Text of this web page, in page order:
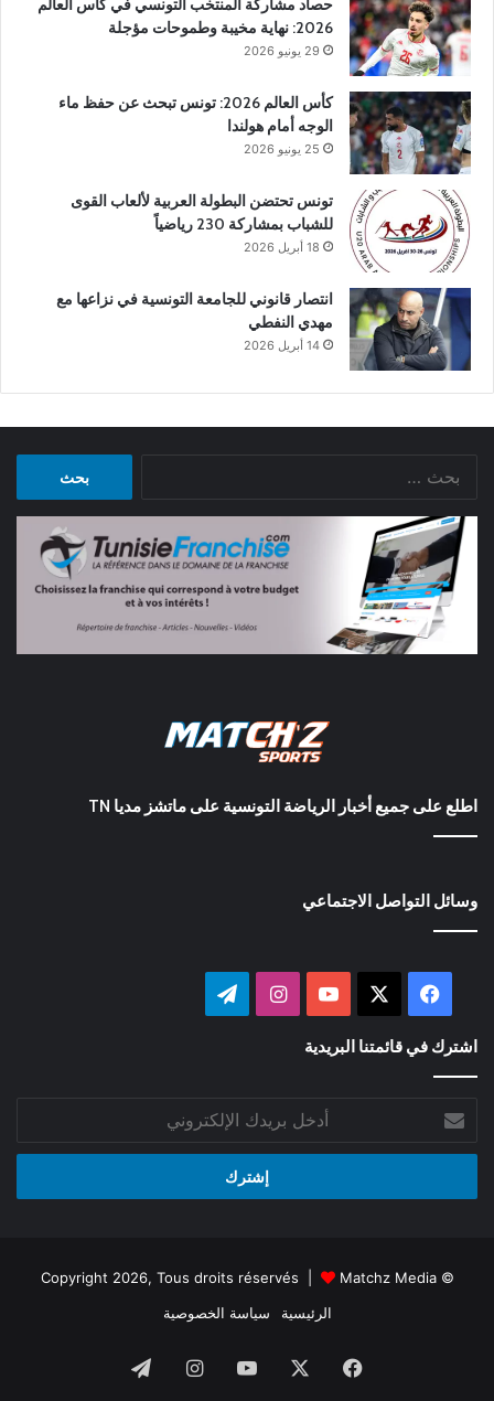
حصاد مشاركة المنتخب التونسي في كأس العالم
2026: نهاية مخيبة وطموحات مؤجلة
29 يونيو 2026
كأس العالم 2026: تونس تبحث عن حفظ ماء
الوجه أمام هولندا
25 يونيو 2026
تونس تحتضن البطولة العربية لألعاب القوى
للشباب بمشاركة 230 رياضياً
18 أبريل 2026
انتصار قانوني للجامعة التونسية في نزاعها مع
مهدي النفطي
14 أبريل 2026
اطلع على جميع أخبار الرياضة التونسية على ماتشز مديا TN
وسائل التواصل الاجتماعي
فيسبوك ‫YouTubeانستقرام
اشترك في قائمتنا البريدية
بريدك
الإلكتروني
© Copyright 2026, Tous droits réservés |
Matchz Media
الرئيسية
سياسة الخصوصية
فيسبوك ‫YouTubeانستقرام